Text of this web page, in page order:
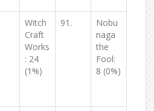
Witch
Craft
Works
: 24
(1%)
91.
Nobu
naga
the
Fool:
8 (0%)